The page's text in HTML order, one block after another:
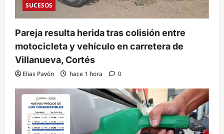
SUCESOS
Pareja resulta herida tras colisión entre
motocicleta y vehículo en carretera de
Villanueva, Cortés
Elias Pavón hace 1 hora 0